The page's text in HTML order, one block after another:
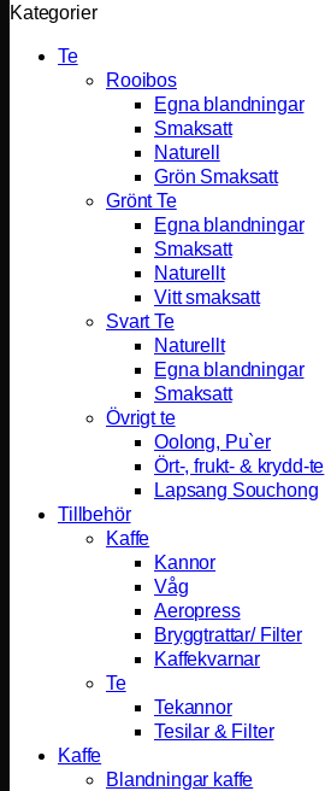
Kategorier
Te
Rooibos
Egna blandningar
Smaksatt
Naturell
Grön Smaksatt
Grönt Te
Egna blandningar
Smaksatt
Naturellt
Vitt smaksatt
Svart Te
Naturellt
Egna blandningar
Smaksatt
Övrigt te
Oolong, Pu`er
Ört-, frukt- & krydd-te
Lapsang Souchong
Tillbehör
Kaffe
Kannor
Våg
Aeropress
Bryggtrattar/ Filter
Kaffekvarnar
Te
Tekannor
Tesilar & Filter
Kaffe
Blandningar kaffe